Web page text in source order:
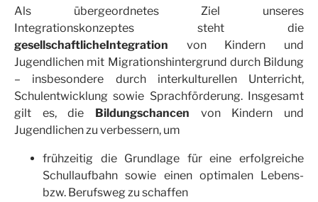
Als übergeordnetes Ziel unseres
Integrationskonzeptes steht die
gesellschaftlicheIntegration von Kindern und
Jugendlichen mit Migrationshintergrund durch Bildung
– insbesondere durch interkulturellen Unterricht,
Schulentwicklung sowie Sprachförderung. Insgesamt
gilt es, die Bildungschancen von Kindern und
Jugendlichen zu verbessern, um
frühzeitig die Grundlage für eine erfolgreiche
Schullaufbahn sowie einen optimalen Lebens-
bzw. Berufsweg zu schaffen